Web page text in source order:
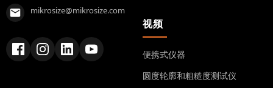
mikrosize@mikrosize.com
视频
便携式仪器
圆度轮廓和粗糙度测试仪